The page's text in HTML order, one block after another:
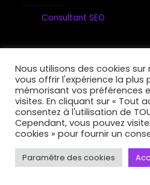
Consultant SEO
B-Strong 2026, tous droits réservés
Nous utilisons des cookies
vous offrir l'expérience la plus
mémorisant vos préférences
visites. En cliquant sur « Tout
consentez à l'utilisation de
Cependant, vous pouvez
cookies » pour fournir un
Paramêtre des cookies